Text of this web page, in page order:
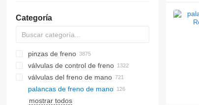
Categoría
pinzas de freno
válvulas de control de freno
válvulas del freno de mano
palancas de freno de mano
mostrar todos